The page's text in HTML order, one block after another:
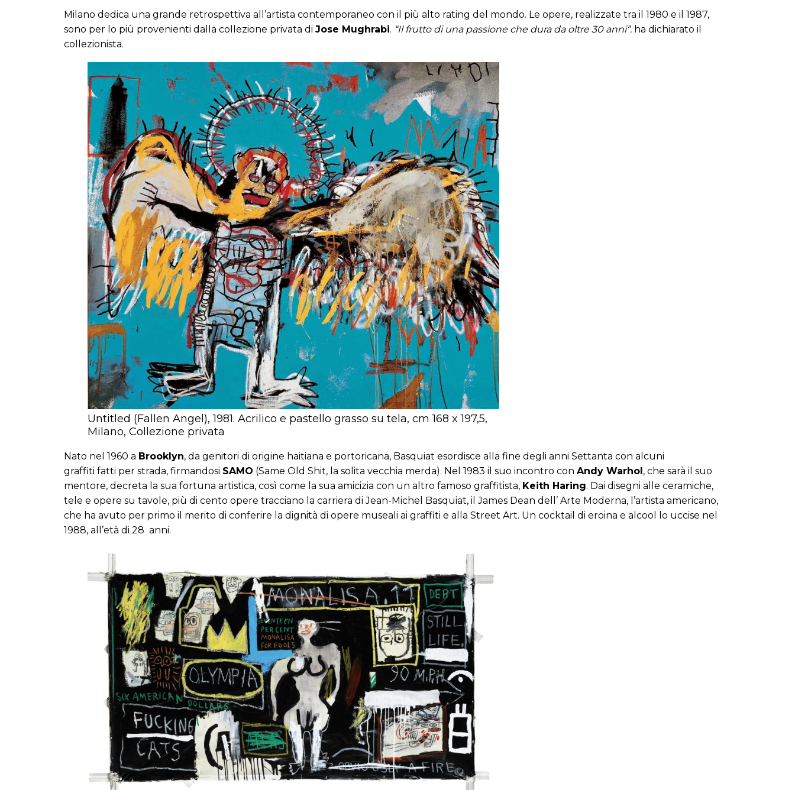
Milano dedica una grande retrospettiva all’artista contemporaneo con il più alto rating del mondo. Le opere, realizzate tra il 1980 e il 1987,
sono per lo più provenienti dalla collezione privata di Jose Mughrabi. “Il frutto di una passione che dura da oltre 30 anni”. ha dichiarato il
collezionista.
Untitled (Fallen Angel), 1981. Acrilico e pastello grasso su tela, cm 168 x 197,5,
Milano, Collezione privata
Nato nel 1960 a Brooklyn, da genitori di origine haitiana e portoricana, Basquiat esordisce alla fine degli anni Settanta con alcuni
graffiti fatti per strada, firmandosi SAMO (Same Old Shit, la solita vecchia merda). Nel 1983 il suo incontro con Andy Warhol, che sarà il suo
mentore, decreta la sua fortuna artistica, così come la sua amicizia con un altro famoso graffitista, Keith Haring. Dai disegni alle ceramiche,
tele e opere su tavole, più di cento opere tracciano la carriera di Jean-Michel Basquiat, il James Dean dell’ Arte Moderna, l’artista americano,
che ha avuto per primo il merito di conferire la dignità di opere museali ai graffiti e alla Street Art. Un cocktail di eroina e alcool lo uccise nel
1988, all’età di 28 anni.